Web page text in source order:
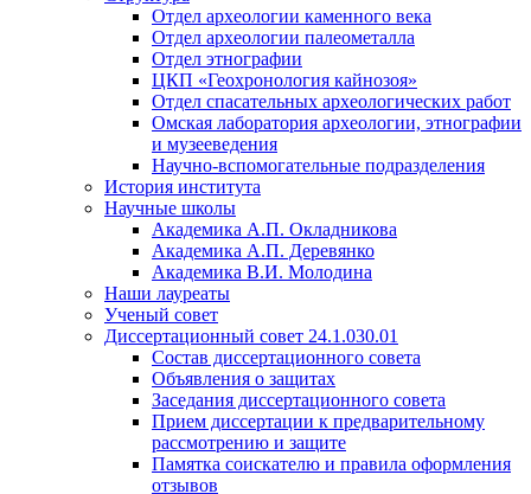
Отдел археологии каменного века
Отдел археологии палеометалла
Отдел этнографии
ЦКП «Геохронология кайнозоя»
Отдел спасательных археологических работ
Омская лаборатория археологии, этнографии
и музееведения
Научно-вспомогательные подразделения
История института
Научные школы
Академика А.П. Окладникова
Академика А.П. Деревянко
Академика В.И. Молодина
Наши лауреаты
Ученый совет
Диссертационный совет 24.1.030.01
Состав диссертационного совета
Объявления о защитах
Заседания диссертационного совета
Прием диссертации к предварительному
рассмотрению и защите
Памятка соискателю и правила оформления
отзывов